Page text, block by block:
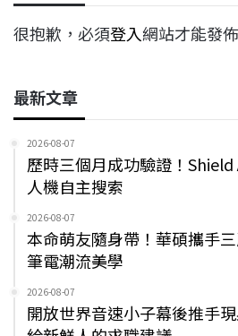
很抱歉，必須登入網站才能發
最新文章
2026-08-07
歷時三個月成功驗證！
人機自主搜索
2026-08-07
本命萌友隨身帶！華碩攜手
筆電潮流美學
2026-08-07
開放世界音速小子幕後推手